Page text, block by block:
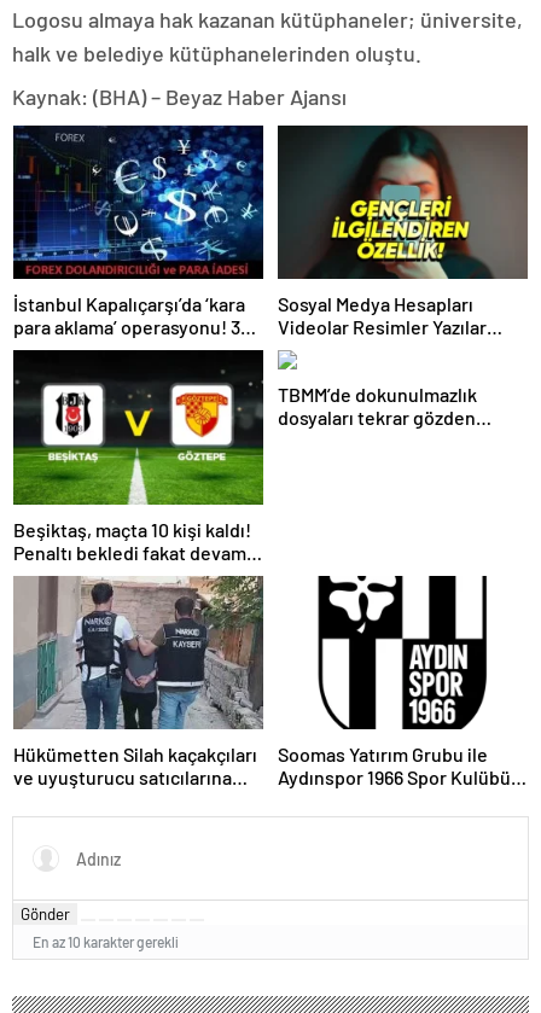
Logosu almaya hak kazanan kütüphaneler; üniversite,
halk ve belediye kütüphanelerinden oluştu.
Kaynak: (BHA) – Beyaz Haber Ajansı
İstanbul Kapalıçarşı’da ‘kara
para aklama’ operasyonu! 335
milyonluk mal varlığına el
konuldu. Birçok kişi Gözaltına
alındı.
Sosyal Medya Hesapları
Videolar Resimler Yazılar
Hepsi Denetleniyor
Beşiktaş, maçta 10 kişi kaldı!
Penaltı bekledi fakat devam
kararı maçta şike olabilir mi ?
TBMM’de dokunulmazlık
dosyaları tekrar gözden
Hükümetten Silah kaçakçıları
ve uyuşturucu satıcılarına
Soomas Yatırım Grubu ile
Aydınspor 1966 Spor Kulübü
Gönder
En az 10 karakter gerekli